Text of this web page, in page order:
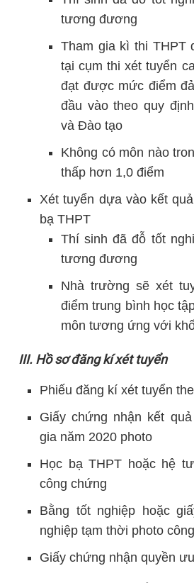
tương đương
Tham gia kì thi THPT
tại cụm thi xét tuyển
đạt được mức điểm
đầu vào theo quy
và Đào tạo
Không có môn nào
thấp hơn 1,0 điểm
Xét tuyển dựa vào kết
bạ THPT
Thí sinh đã đỗ tốt
tương đương
Nhà trường sẽ xét
điểm trung bình học
môn tương ứng với
III. Hồ sơ đăng kí xét tuyển
Phiếu đăng kí xét tuyển
Giấy chứng nhận kết
gia năm 2020 photo
Học bạ THPT hoặc hệ
công chứng
Bằng tốt nghiệp hoặc
nghiệp tạm thời photo
Giấy chứng nhận quyền